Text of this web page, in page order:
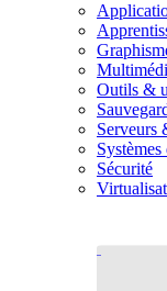
Outils &
Serveurs
Sécurité